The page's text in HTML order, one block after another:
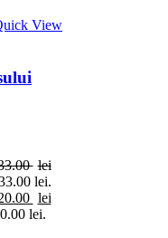
View
lei
lei.
lei
lei.